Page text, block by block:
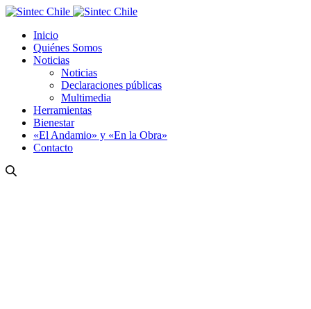
Inicio
Quiénes Somos
Noticias
Noticias
Declaraciones públicas
Multimedia
Herramientas
Bienestar
«El Andamio» y «En la Obra»
Contacto